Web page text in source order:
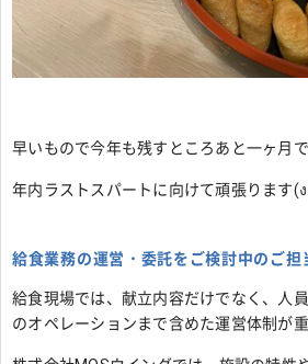
早いもので今年も残すところあと一ヶ月
年内ラストスパートに向けて頑張ります(ง
給食業務の運営・委託をご検討中のご担
給食現場では、献立内容だけでなく、人
のオペレーションまで含めた運営体制が重